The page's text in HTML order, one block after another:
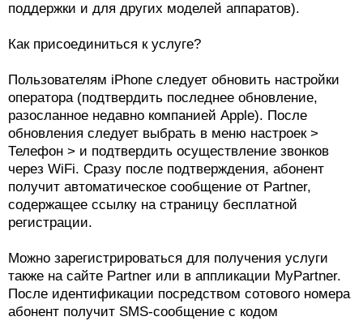
поддержки и для других моделей аппаратов).
Как присоединиться к услуге?
Пользователям iPhone следует обновить настройки
оператора (подтвердить последнее обновление,
разосланное недавно компанией Apple). После
обновления следует выбрать в меню настроек >
Телефон > и подтвердить осуществление звонков
через WiFi. Сразу после подтверждения, абонент
получит автоматическое сообщение от Partner,
содержащее ссылку на страницу бесплатной
регистрации.
Можно зарегистрироваться для получения услуги
также на сайте Partner или в аппликации MyPartner.
После идентификации посредством сотового номера
абонент получит SMS-сообщение с кодом